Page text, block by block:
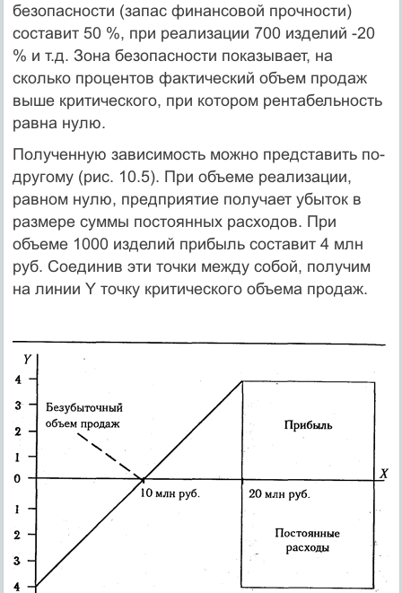
безопасности (запас финансовой прочности)
составит 50 %, при реализации 700 изделий -20
% и т.д. Зона безопасности показывает, на
сколько процентов фактический объем продаж
выше критического, при котором рентабельность
равна нулю.
Полученную зависимость можно представить по-
другому (рис. 10.5). При объеме реализации,
равном нулю, предприятие получает убыток в
размере суммы постоянных расходов. При
объеме 1000 изделий прибыль составит 4 млн
руб. Соединив эти точки между собой, получим
на линии Y точку критического объема продаж.